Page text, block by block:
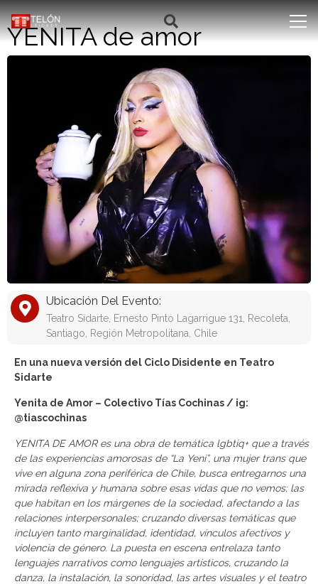
YENITA de amor
Ubicación Del Evento:
Teatro Sidarte, Ernesto Pinto Lagarrigue 131, Recoleta,
Santiago, Región Metropolitana, Chile
En una nueva versión del Ciclo Disidente en Teatro
Sidarte
Yenita de Amor – Colectivo Tías Cochinas / ig:
@tiascochinas
YENITA DE AMOR es una obra de temática lgbtiq+ que a través
de las experiencias amorosas de “La Yeni”, una mujer trans que
vive en alguna zona periférica de Chile, busca entregarnos una
mirada reflexiva y humana sobre esas vidas que no vemos; las
que habitan en los márgenes de la sociedad, afectando a las
relaciones interpersonales; cruzando diversas temáticas que
incluyen tanto marginalidad, identidad, vínculos afectivos y
violencia de género. La puesta en escena entrelaza tanto
lenguajes narrativos como lenguajes artísticos, cruzando la
danza, la instalación, la sonoridad, las artes visuales y el teatro